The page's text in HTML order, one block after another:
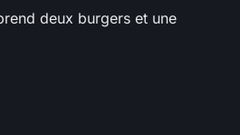
deux burgers et une